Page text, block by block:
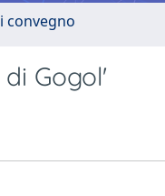
convegno
Gogol'